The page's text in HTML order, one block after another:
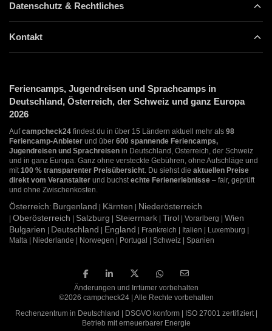
Datenschutz & Rechtliches
Kontakt
Feriencamps, Jugendreisen und Sprachcamps in
Deutschland, Österreich, der Schweiz und ganz Europa
2026
Aufcampcheck24 findest du in über 15 Ländern aktuell mehr als 98
Feriencamp-Anbieter und über 600 spannende Feriencamps,
Jugendreisen und Sprachreisen in Deutschland, Österreich, der Schweiz
und in ganz Europa. Ganz ohne versteckte Gebühren, ohne Aufschläge und
mit100 % transparenter Preisübersicht. Du siehst die aktuellen Preise
direkt vom Veranstalter und buchstechte Ferienerlebnisse – fair, geprüft
und ohne Zwischenkosten.
Österreich: Burgenland Kärnten Niederösterreich
Oberösterreich Salzburg Steiermark Tirol | Vorarlberg | Wien
Bulgarien
Deutschland England | Frankreich | Italien | Luxemburg |
Malta | Niederlande | Norwegen | Portugal | Schweiz | Spanien
Änderungen und Irrtümer vorbehalten
©2026 campcheck24 | Alle Rechte vorbehalten
Rechenzentrum in Deutschland | DSGVO konform | ISO 27001 zertifiziert |
Betrieb mit erneuerbarer Energie